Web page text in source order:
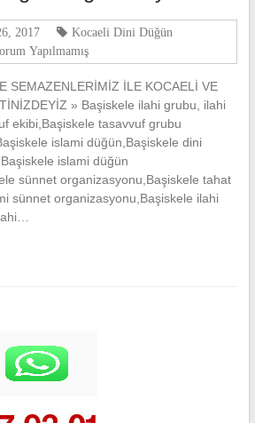
2017
Kocaeli Dini Düğün
Yapılmamış
SEMAZENLERİMİZ İLE KOCAELİ VE
» Başiskele ilahi grubu, ilahi
ekibi,Başiskele tasavvuf grubu
islami düğün,Başiskele dini
islami düğün
sünnet organizasyonu,Başiskele tahat
sünnet organizasyonu,Başiskele ilahi